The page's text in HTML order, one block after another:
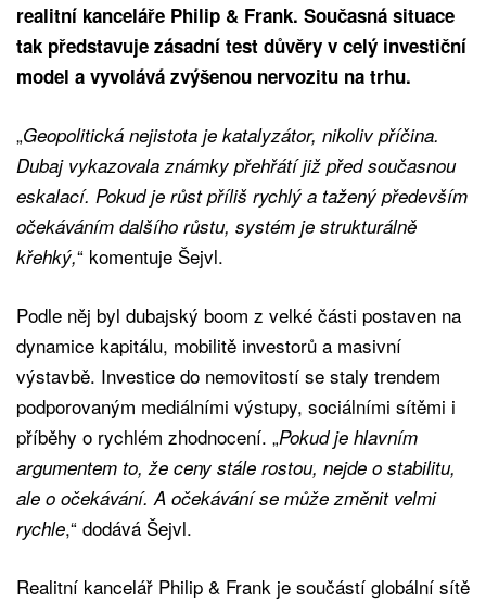
realitní kanceláře Philip & Frank. Současná situace
tak představuje zásadní test důvěry v celý investiční
model a vyvolává zvýšenou nervozitu na trhu.
„Geopolitická nejistota je katalyzátor, nikoliv příčina.
Dubaj vykazovala známky přehřátí již před současnou
eskalací. Pokud je růst příliš rychlý a tažený především
očekáváním dalšího růstu, systém je strukturálně
křehký,“ komentuje Šejvl.
Podle něj byl dubajský boom z velké části postaven na
dynamice kapitálu, mobilitě investorů a masivní
výstavbě. Investice do nemovitostí se staly trendem
podporovaným mediálními výstupy, sociálními sítěmi i
příběhy o rychlém zhodnocení. „Pokud je hlavním
argumentem to, že ceny stále rostou, nejde o stabilitu,
ale o očekávání. A očekávání se může změnit velmi
rychle,“ dodává Šejvl.
Realitní kancelář Philip & Frank je součástí globální sítě